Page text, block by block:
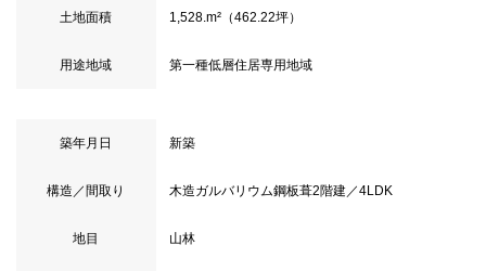
土地面積 1,528.m²（462.22坪）
用途地域 第一種低層住居専用地域
築年月日 新築
構造／間取り 木造ガルバリウム鋼板葺2階建／4LDK
地目 山林